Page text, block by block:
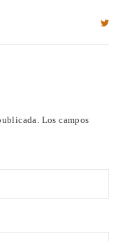
Los campos